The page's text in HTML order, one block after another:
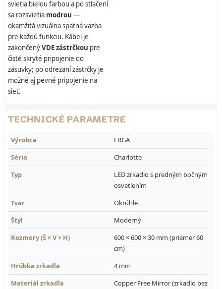
svietia bielou farbou a po stlačení
sa rozsvietia modrou —
okamžitá vizuálna spätná väzba
pre každú funkciu. Kábel je
zakončenýVDE zástrčkou pre
čisté skryté pripojenie do
zásuvky; po odrezaní zástrčky je
možné aj pevné pripojenie na
sieť.
TECHNICKÉ PARAMETRE
Výrobca
ERGA
Séria
Charlotte
Typ
LED zrkadlo s predným bočným
osvetlením
Tvar
Okrúhle
Štýl
Moderný
Rozmery (Š × V × H)
600 × 600 × 30 mm (priemer 60
cm)
Hrúbka zrkadla
4 mm
Materiál zrkadla
Copper Free Mirror (zrkadlo bez